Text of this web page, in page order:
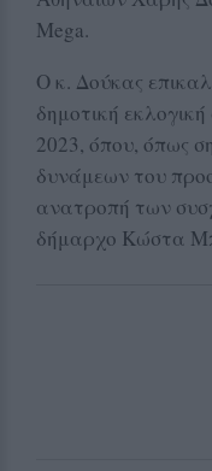
Mega.
Ο κ. Δούκας
δημοτική
2023, όπου, όπως
δυνάμεων του
ανατροπή των
δήμαρχο Κώστα